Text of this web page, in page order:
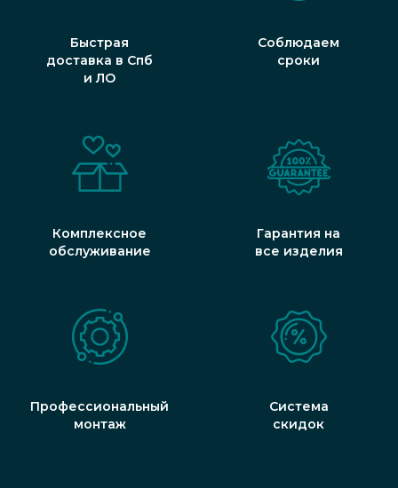
Быстрая
доставка в Спб
и ЛО
Соблюдаем
сроки
Комплексное
обслуживание
Гарантия на
все изделия
Профессиональный
монтаж
Система
скидок